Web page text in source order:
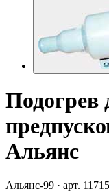
Подогрев
Альянс
Альянс-99 · арт.